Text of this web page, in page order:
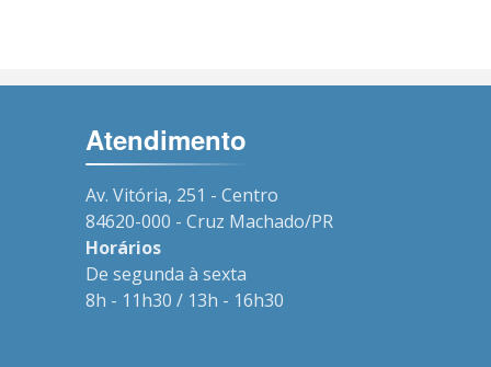
Atendimento
Av. Vitória, 251 - Centro
84620-000 - Cruz Machado/PR
Horários
De segunda à sexta
8h - 11h30 / 13h - 16h30